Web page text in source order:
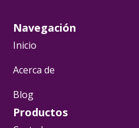
Navegación
Inicio
Acerca de
Blog
Productos